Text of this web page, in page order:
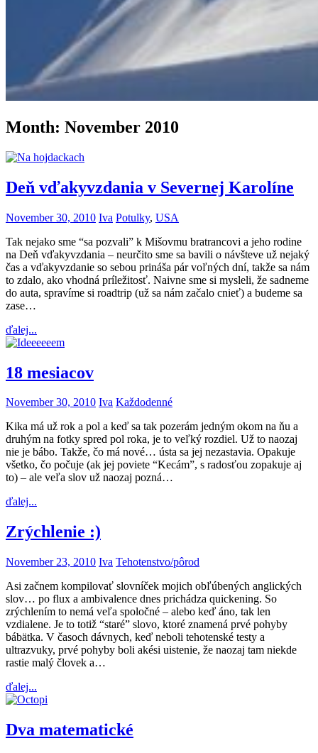
Month: November 2010
Deň vďakyvzdania v Severnej Karolíne
November 30, 2010 Iva Potulky, USA
Tak nejako sme “sa pozvali” k Mišovmu bratrancovi a jeho rodine
na Deň vďakyvzdania – neurčito sme sa bavili o návšteve už nejaký
čas a vďakyvzdanie so sebou prináša pár voľných dní, takže sa nám
to zdalo, ako vhodná príležitosť. Naivne sme si mysleli, že sadneme
do auta, spravíme si roadtrip (už sa nám začalo cnieť) a budeme sa
zase…
ďalej...
18 mesiacov
November 30, 2010 Iva Každodenné
Kika má už rok a pol a keď sa tak pozerám jedným okom na ňu a
druhým na fotky spred pol roka, je to veľký rozdiel. Už to naozaj
nie je bábo. Takže, čo má nové… ústa sa jej nezastavia. Opakuje
všetko, čo počuje (ak jej poviete “Kecám”, s radosťou zopakuje aj
to) – ale veľa slov už naozaj pozná…
ďalej...
Zrýchlenie :)
November 23, 2010 Iva Tehotenstvo/pôrod
Asi začnem kompilovať slovníček mojich obľúbených anglických
slov… po flux a ambivalence dnes prichádza quickening. So
zrýchlením to nemá veľa spoločné – alebo keď áno, tak len
vzdialene. Je to totiž “staré” slovo, ktoré znamená prvé pohyby
bábätka. V časoch dávnych, keď neboli tehotenské testy a
ultrazvuky, prvé pohyby boli akési uistenie, že naozaj tam niekde
rastie malý človek a…
ďalej...
Dva matematické